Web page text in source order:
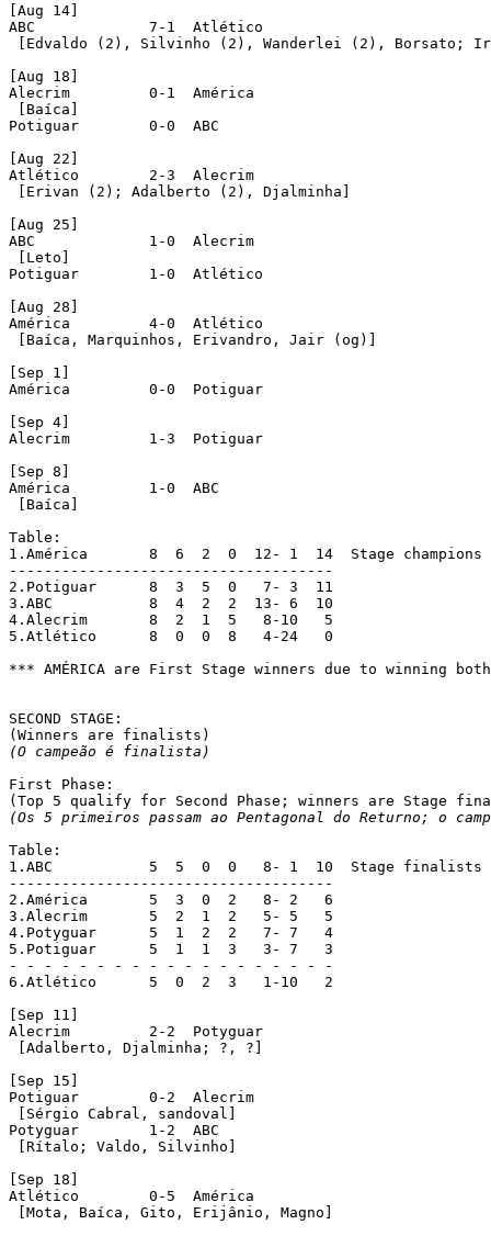
[Aug 14]
ABC		7-1  Atlético
[Edvaldo (2), Silvinho (2), Wanderlei (2), Borsato;
[Aug 18]
Alecrim		0-1  América
[Baíca]
Potiguar	0-0  ABC
[Aug 22]
Atlético	2-3  Alecrim
[Erivan (2); Adalberto (2), Djalminha]
[Aug 25]
ABC		1-0  Alecrim
[Leto]
Potiguar	1-0  Atlético
[Aug 28]
América		4-0  Atlético
[Baíca, Marquinhos, Erivandro, Jair (og)]
[Sep 1]
América		0-0  Potiguar
[Sep 4]
Alecrim		1-3  Potiguar
[Sep 8]
América		1-0  ABC
[Baíca]
Table:
1.América	8  6  2  0  12-	1  14  Stage champions
-------------------------------------
2.Potiguar	8  3  5  0   7-	3  11
3.ABC		8  4  2	 2  13-	6  10
4.Alecrim	8  2  1	 5   8-10   5
5.Atlético	8  0  0	 8   4-24   0
*** AMÉRICA are First Stage winners due to winning
SECOND STAGE:
(O campeão é finalista)
First Phase:
(Os 5 primeiros passam ao Pentagonal do Returno; o
Table:
1.ABC		5  5  0  0   8-	1  10  Stage finalists
-------------------------------------
2.América	5  3  0	 2   8-	2   6
3.Alecrim	5  2  1	 2   5-	5   5
4.Potyguar	5  1  2	 2   7-	7   4
5.Potiguar	5  1  1	 3   3-	7   3
- - - - - - - - - - - - - - - - - - -
6.Atlético	5  0  2	 3   1-10   2
[Sep 11]
Alecrim		2-2  Potyguar
[Adalberto, Djalminha; ?, ?]
[Sep 15]
Potiguar	0-2  Alecrim
[Sérgio Cabral, sandoval]
Potyguar	1-2  ABC
[Rítalo; Valdo, Silvinho]
[Sep 18]
Atlético	0-5  América
[Mota, Baíca, Gito, Erijânio, Magno]